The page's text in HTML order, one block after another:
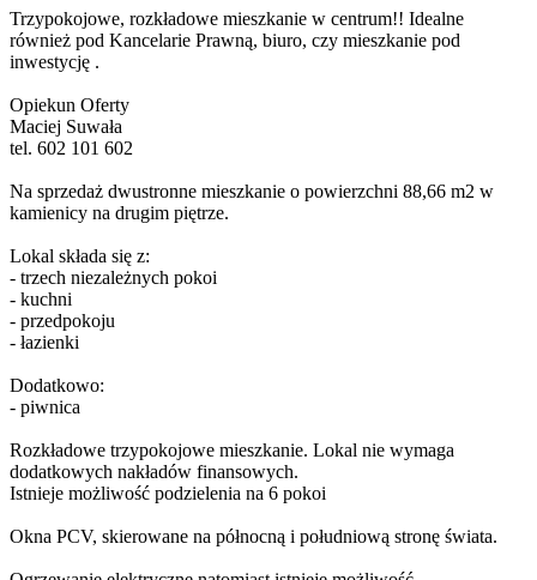
Trzypokojowe, rozkładowe mieszkanie w centrum!! Idealne
również pod Kancelarie Prawną, biuro, czy mieszkanie pod
inwestycję .
Opiekun Oferty
Maciej Suwała
tel. 602 101 602
Na sprzedaż dwustronne mieszkanie o powierzchni 88,66 m2 w
kamienicy na drugim piętrze.
Lokal składa się z:
- trzech niezależnych pokoi
- kuchni
- przedpokoju
- łazienki
Dodatkowo:
- piwnica
Rozkładowe trzypokojowe mieszkanie. Lokal nie wymaga
dodatkowych nakładów finansowych.
Istnieje możliwość podzielenia na 6 pokoi
Okna PCV, skierowane na północną i południową stronę świata.